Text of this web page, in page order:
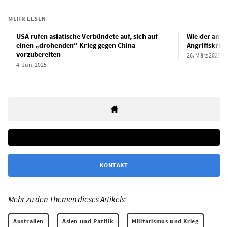
MEHR LESEN
USA rufen asiatische Verbündete auf, sich auf
einen „drohenden“ Krieg gegen China
vorzubereiten
4. Juni 2025
Wie der
26. März 2025
KONTAKT
Mehr zu den Themen dieses Artikels:
Australien Asien und Pazifik Militarismus und Krieg